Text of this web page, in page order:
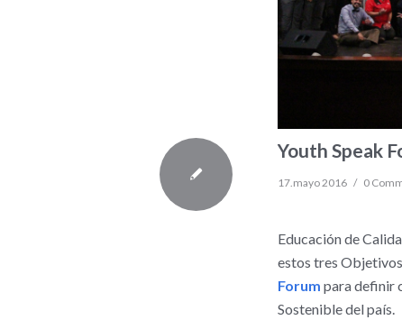
Youth Speak
17.mayo 2016 / 0
Educación de
estos tres
Forum para definir
Sostenible del país.